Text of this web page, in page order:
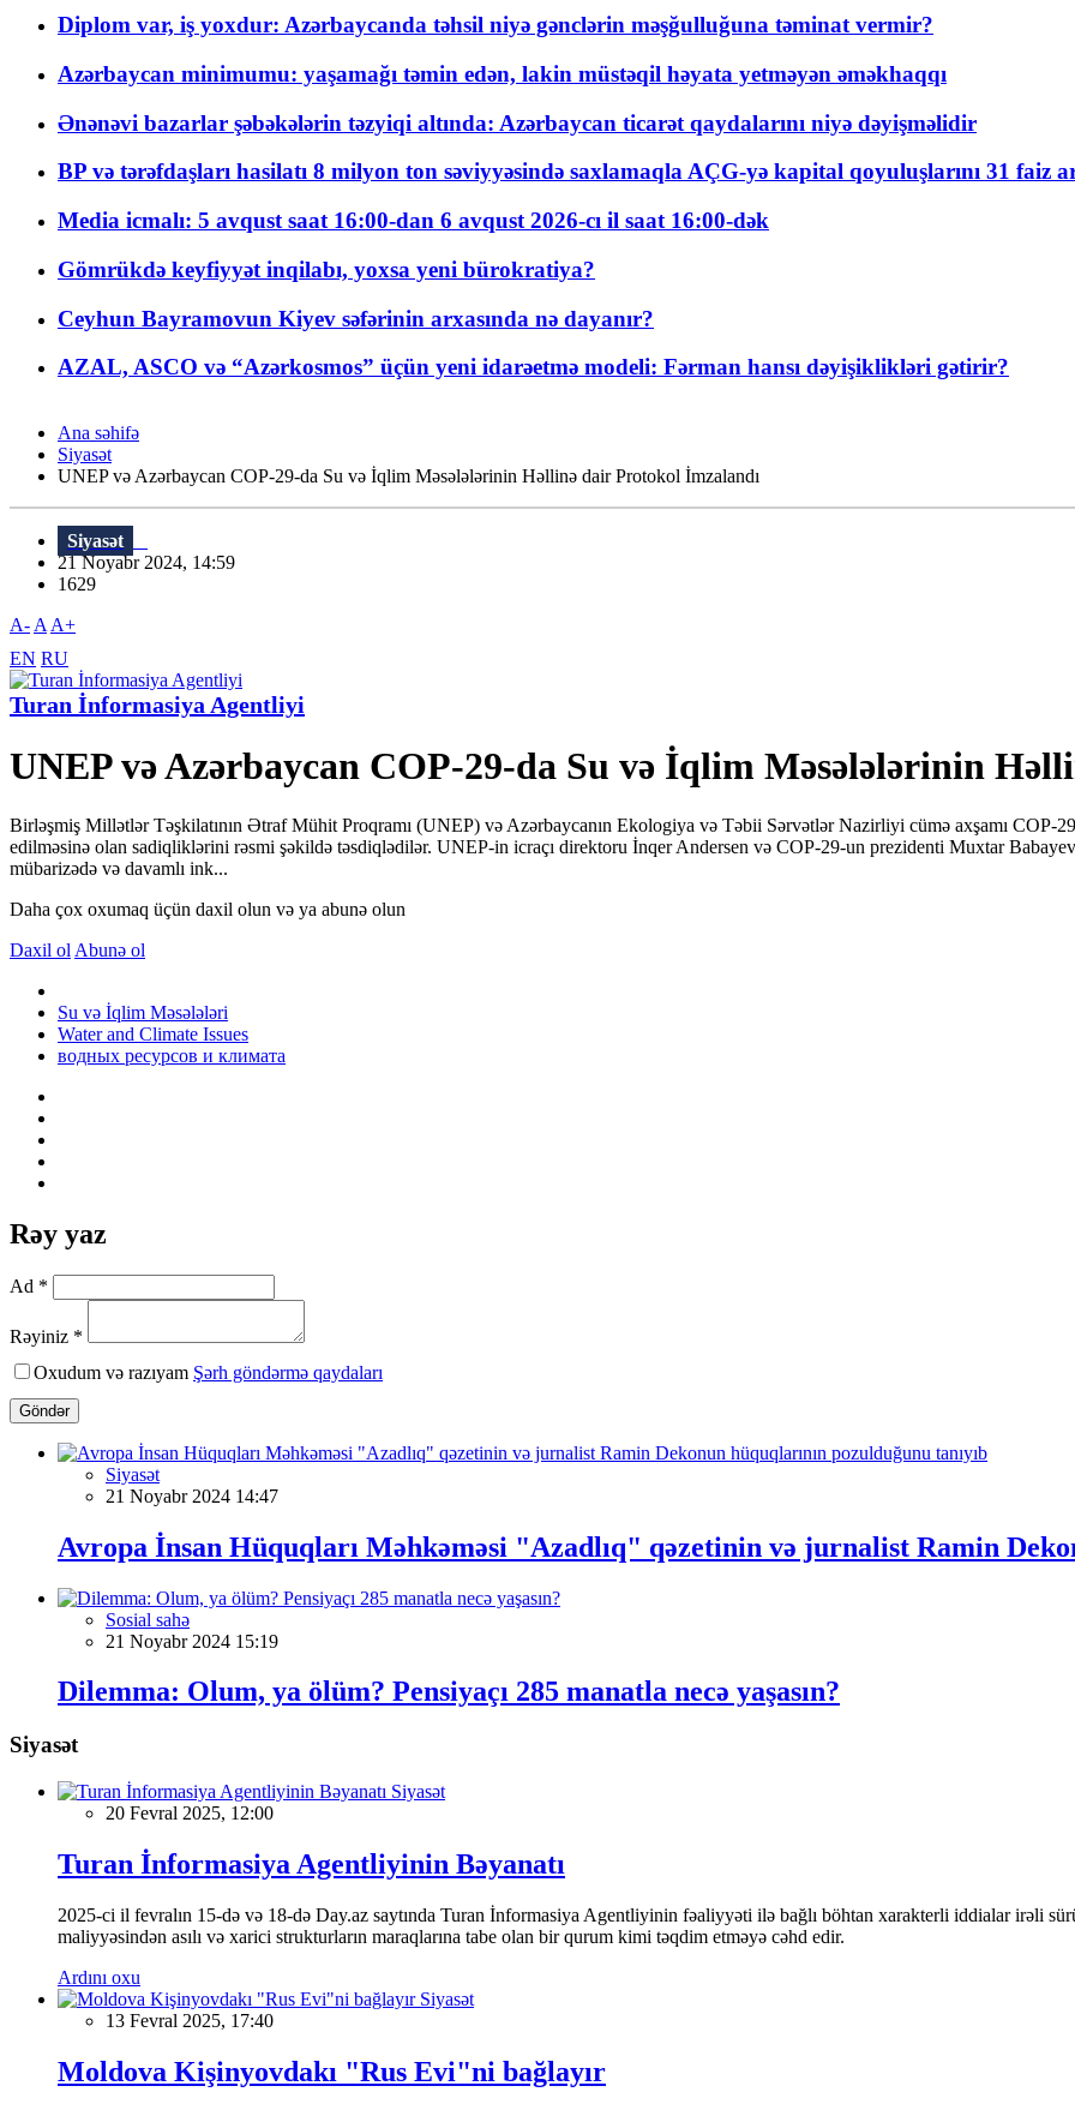
Diplom var, iş yoxdur: Azərbaycanda təhsil niyə gənclərin məşğulluğuna təminat vermir?
Azərbaycan minimumu: yaşamağı təmin edən, lakin müstəqil həyata yetməyən əməkhaqqı
Ənənəvi bazarlar şəbəkələrin təzyiqi altında: Azərbaycan ticarət qaydalarını niyə dəyişməlidir
BP və tərəfdaşları hasilatı 8 milyon ton səviyyəsində saxlamaqla AÇG-yə kapital qoyuluşlarını 31 faiz
Media icmalı: 5 avqust saat 16:00-dan 6 avqust 2026-cı il saat 16:00-dək
Gömrükdə keyfiyyət inqilabı, yoxsa yeni bürokratiya?
Ceyhun Bayramovun Kiyev səfərinin arxasında nə dayanır?
AZAL, ASCO və “Azərkosmos” üçün yeni idarəetmə modeli: Fərman hansı dəyişiklikləri gətirir?
Ana səhifə
Siyasət
UNEP və Azərbaycan COP-29-da Su və İqlim Məsələlərinin Həllinə dair Protokol İmzalandı
Siyasət
21 Noyabr 2024, 14:59
1629
A- A A+
EN RU
Turan İnformasiya Agentliyi
UNEP və Azərbaycan COP-29-da Su və İqlim Məsələlərinin
Birləşmiş Millətlər Təşkilatının Ətraf Mühit Proqramı (UNEP) və Azərbaycanın Ekologiya və Təbii Sərvətlər Nazirliyi cümə axşamı COP-
edilməsinə olan sadiqliklərini rəsmi şəkildə təsdiqlədilər. UNEP-in icraçı direktoru İnqer Andersen və COP-29-un prezidenti Muxtar
mübarizədə və davamlı ink...
Daha çox oxumaq üçün daxil olun və ya abunə olun
Daxil ol Abunə ol
Su və İqlim Məsələləri
Water and Climate Issues
водных ресурсов и климата
Rəy yaz
Ad *
Rəyiniz *
Oxudum və razıyam Şərh göndərmə qaydaları
Göndər
Siyasət
21 Noyabr 2024 14:47
Avropa İnsan Hüquqları Məhkəməsi "Azadlıq" qəzetinin və jurnalist Ramin
Sosial sahə
21 Noyabr 2024 15:19
Dilemma: Olum, ya ölüm? Pensiyaçı 285 manatla necə yaşasın?
Siyasət
Siyasət
20 Fevral 2025, 12:00
Turan İnformasiya Agentliyinin Bəyanatı
2025-ci il fevralın 15-də və 18-də Day.az saytında Turan İnformasiya Agentliyinin fəaliyyəti ilə bağlı böhtan xarakterli iddialar irəli
maliyyəsindən asılı və xarici strukturların maraqlarına tabe olan bir qurum kimi təqdim etməyə cəhd edir.
Ardını oxu
Siyasət
13 Fevral 2025, 17:40
Moldova Kişinyovdakı "Rus Evi"ni bağlayır